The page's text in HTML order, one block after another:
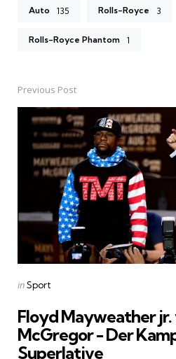
Auto 135 Rolls-Royce 3
Rolls-Royce Phantom 1
Post
navigation
Previous Post
Posted
inSport
Floyd Mayweather jr.
McGregor - Der
Superlative